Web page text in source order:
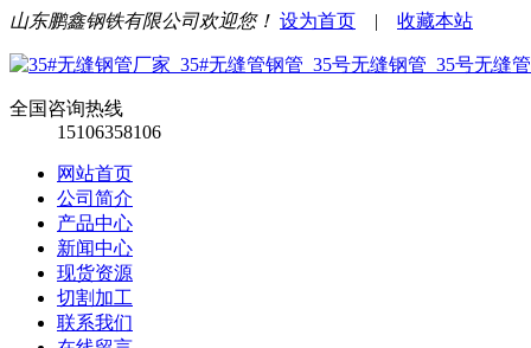
山东鹏鑫钢铁有限公司欢迎您！ 设为首页 | 收藏本站
全国咨询热线
15106358106
网站首页
公司简介
产品中心
新闻中心
现货资源
切割加工
联系我们